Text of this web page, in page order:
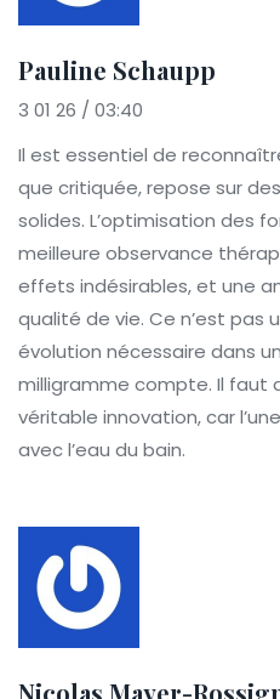
Pauline Schaupp
3 01 26 / 03:40
Il est essentiel de
que critiquée, repose sur
solides. L’optimisation des
meilleure observance
effets indésirables, et une
qualité de vie. Ce n’est pas
évolution nécessaire dans
milligramme compte. Il faut
véritable innovation, car
avec l’eau du bain.